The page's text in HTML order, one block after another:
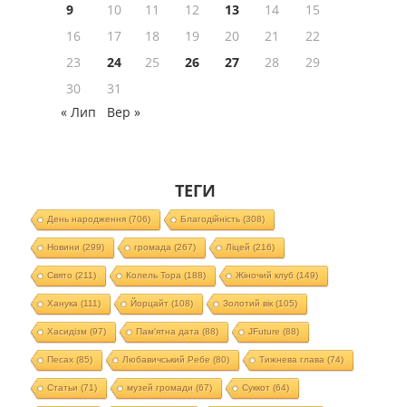
9
10 11 12 13 14
15
16
17 18 19 20 21
22
23
24 25 26 27 28
29
30
31
« Лип
Вер »
ТЕГИ
День народження(706) Благодійність(308)
Новини (299) громада (267) Ліцей (216)
Свято (211) Колель Тора (188) Жіночий клуб (149)
Ханука (111) Йорцайт (108) Золотий вік(105)
Хасидізм (97) Пам'ятна дата (88) JFuture (88)
Песах(85) Любавичський Ребе (80) Тижнева глава (74)
Статьи (71) музей громади (67) Суккот (64)